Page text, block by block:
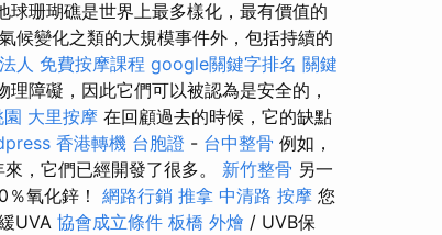
珊瑚礁是世界上最多樣化，最有價值的
候變化之類的大規模事件外，包括持續的
人 免費按摩課程 google關鍵字排名 關鍵
障礙，因此它們可以被認為是安全的，
大里按摩 在回顧過去的時候，它的缺點
香港轉機 台胞證 - 台中整骨 例如，
，它們已經開發了很多。 新竹整骨 另一
氧化鋅！ 網路行銷 推拿 中清路 按摩 您
UVA 協會成立條件 板橋 外燴 / UVB保